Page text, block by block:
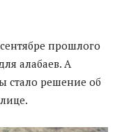
прошлого
алабаев. А
стало решение об